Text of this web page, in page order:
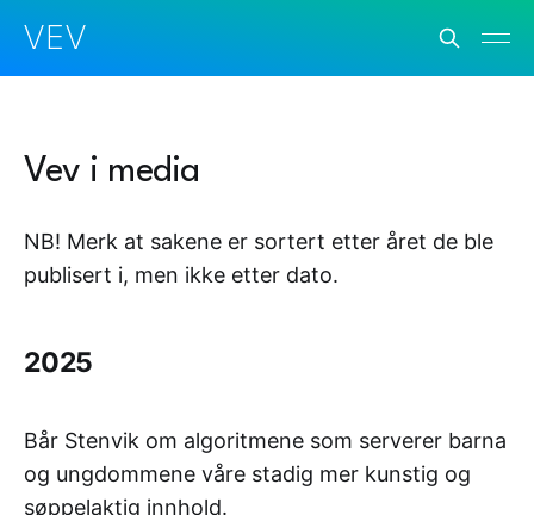
VEV
Vev i media
NB! Merk at sakene er sortert etter året de ble
publisert i, men ikke etter dato.
2025
Bår Stenvik om algoritmene som serverer barna
og ungdommene våre stadig mer kunstig og
søppelaktig innhold.